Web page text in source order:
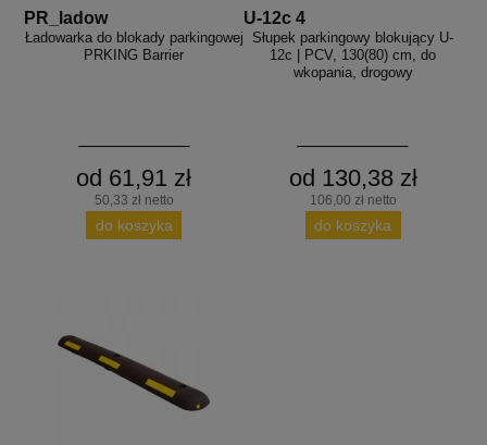
PR_ladow
Ładowarka do blokady parkingowej
PRKING Barrier
od 61,91 zł
50,33 zł netto
do koszyka
U-12c 4
Słupek parkingowy blokujący U-
12c | PCV, 130(80) cm, do
wkopania, drogowy
od 130,38 zł
106,00 zł netto
do koszyka